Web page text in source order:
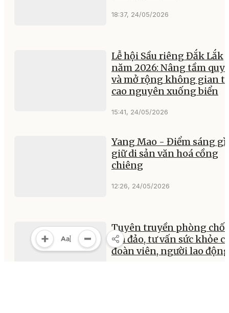
18:37, 24/05/2026
Lễ hội Sầu riêng Đắk Lắk
năm 2026: Nâng tầm quy
và mở rộng không gian
cao nguyên xuống biển
15:41, 24/05/2026
Yang Mao - Điểm sáng
giữ di sản văn hoá cồng
chiêng
12:26, 24/05/2026
Tuyên truyền phòng
lừa đảo, tư vấn sức khỏe
đoàn viên, người lao động